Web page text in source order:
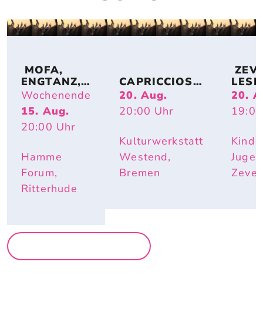
MOFA,
ENGTANZ,
BUNDESJU
GENDSPIEL
E
Wochenende
15. Aug.
20:00 Uhr
Hamme
Forum,
Ritterhude
CAPRICCIOSO
: EVA
STRITTMATT
ER
20. Aug.
20:00 Uhr
Kulturwerkstatt
Westend,
Bremen
DE:
HIER
20.
19:00